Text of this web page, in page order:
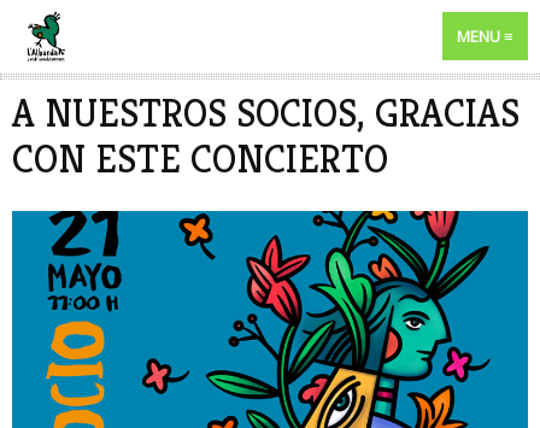
MENU
A NUESTROS SOCIOS, GRACIAS
CON ESTE CONCIERTO